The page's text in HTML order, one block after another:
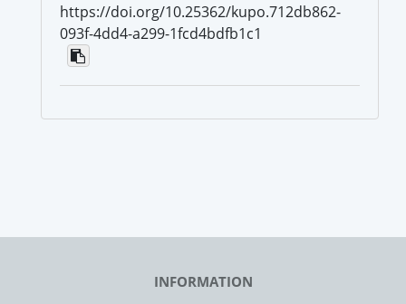
https://doi.org/10.25362/kupo.712db862-
093f-4dd4-a299-1fcd4bdfb1c1
INFORMATION